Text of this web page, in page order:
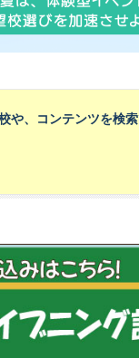
や、コンテンツを検索